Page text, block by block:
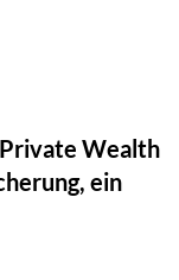
der
in der
„gut beraten“
können unsere
Wealth
ein